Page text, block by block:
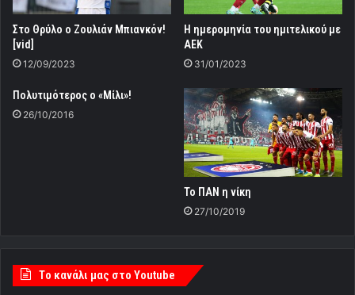
Στο Θρύλο ο Ζουλιάν Μπιανκόν!
[vid]
12/09/2023
Η ημερομηνία του ημιτελικού με
ΑΕΚ
31/01/2023
Πολυτιμότερος ο «Mίλι»!
26/10/2016
Το ΠΑΝ η νίκη
27/10/2019
Tο κανάλι μας στο Youtube